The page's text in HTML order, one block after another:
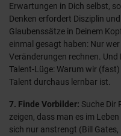
Erwartungen in Dich selbst,
Denken erfordert Disziplin
Glaubenssätze in Deinem
einmal gesagt haben: Nur
Veränderungen rechnen. Und
Talent-Lüge: Warum wir
Talent durchaus lernbar ist.
7. Finde Vorbilder: Suche Dir
zeigen, dass man es im
sich nur anstrengt (Bill